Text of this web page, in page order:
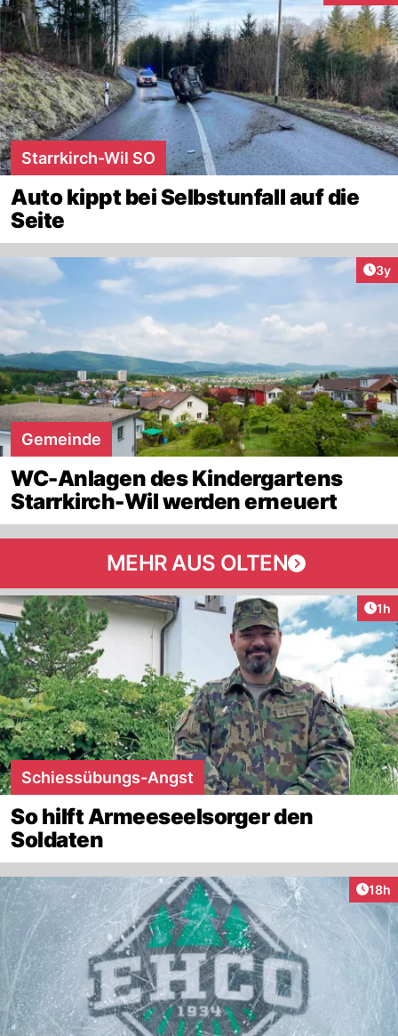
Starrkirch-Wil SO
Auto kippt bei Selbstunfall auf die
Seite
3y
Gemeinde
WC-Anlagen des Kindergartens
Starrkirch-Wil werden erneuert
MEHR AUS OLTEN
1h
Schiessübungs-Angst
So hilft Armeeseelsorger den
Soldaten
18h